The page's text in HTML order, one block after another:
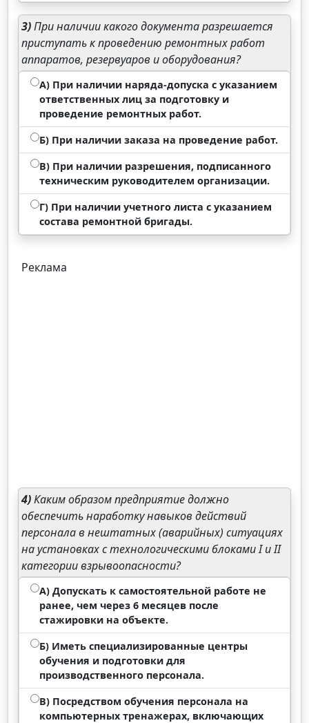
3)При наличии какого документа разрешается
приступать к проведению ремонтных работ
аппаратов, резервуаров и оборудования?
А) При наличии наряда-допуска с указанием
ответственных лиц за подготовку и
проведение ремонтных работ.
Б) При наличии заказа на проведение работ.
В) При наличии разрешения, подписанного
техническим руководителем организации.
Г) При наличии учетного листа с указанием
состава ремонтной бригады.
Реклама
4)Каким образом предприятие должно
обеспечить наработку навыков действий
персонала в нештатных (аварийных) ситуациях
на установках с технологическими блоками I и II
категории взрывоопасности?
А) Допускать к самостоятельной работе не
ранее, чем через 6 месяцев после
стажировки на объекте.
Б) Иметь специализированные центры
обучения и подготовки для
производственного персонала.
В) Посредством обучения персонала на
компьютерных тренажерах, включающих